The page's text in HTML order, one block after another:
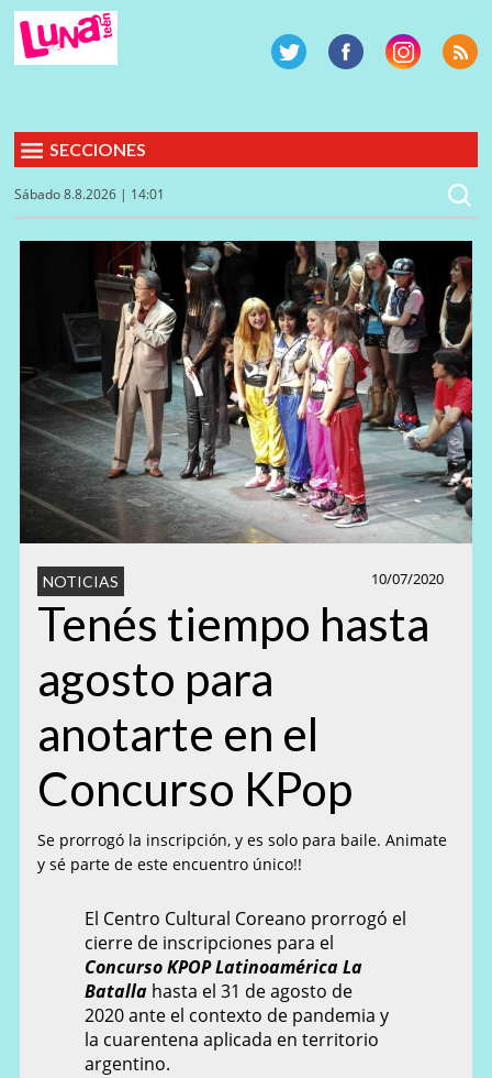
SECCIONES
Sábado 8.8.2026 | 14:01
10/07/2020
NOTICIAS
Tenés tiempo hasta
agosto para
anotarte en el
Concurso KPop
Se prorrogó la inscripción, y es solo para baile. Animate
y sé parte de este encuentro único!!
El Centro Cultural Coreano prorrogó el
cierre de inscripciones para el
Concurso KPOP Latinoamérica La
Batalla hasta el 31 de agosto de
2020 ante el contexto de pandemia y
la cuarentena aplicada en territorio
argentino.